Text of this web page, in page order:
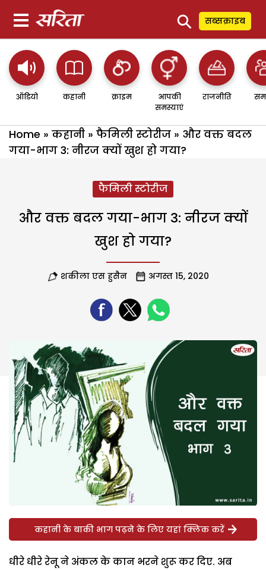
⚲ सब्सक्राइब
ऑडियो कहानी क्राइम
आपकी
समस्याएं
राजनीति
Home » कहानी » फैमिली स्टोरीज » और वक्त बदल
गया-भाग 3: नीरज क्यों खुश हो गया?
फैमिली स्टोरीज
और वक्त बदल गया-भाग 3: नीरज क्यों
खुश हो गया?
शकीला एस हुसैन अगस्त 15, 2020
कहानी के बाकी भाग पढ़ने के लिए यहां क्लिक करें
धीरे धीरे रेनू ने अंकल के कान भरने शुरू कर दिए. अब